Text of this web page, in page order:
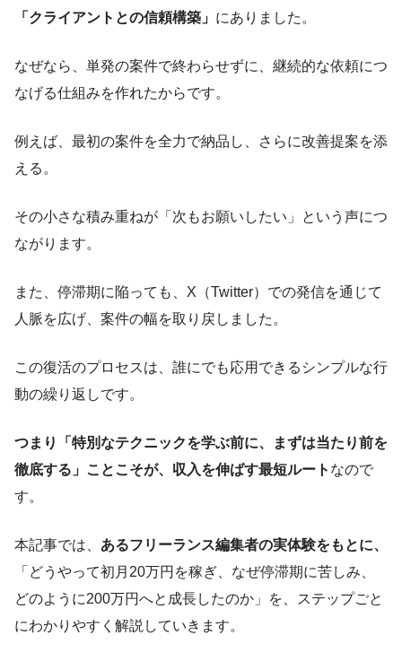
「クライアントとの信頼構築」 にありました。
なぜなら、単発の案件で終わらせずに、継続的な依頼につ
なげる仕組みを作れたからです。
例えば、最初の案件を全力で納品し、さらに改善提案を添
える。
その小さな積み重ねが「次もお願いしたい」という声につ
ながります。
また、停滞期に陥っても、X（Twitter）での発信を通じて
人脈を広げ、案件の幅を取り戻しました。
この復活のプロセスは、誰にでも応用できるシンプルな行
動の繰り返しです。
つまり「特別なテクニックを学ぶ前に、まずは当たり前を
徹底する」ことこそが、収入を伸ばす最短ルート なので
す。
本記事では、 あるフリーランス編集者の実体験をもとに、
「どうやって初月20万円を稼ぎ、なぜ停滞期に苦しみ、
どのように200万円へと成長したのか」を、ステップごと
にわかりやすく解説していきます。